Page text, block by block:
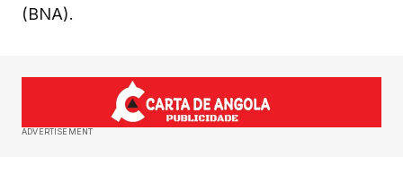
(BNA).
ADVERTISEMENT